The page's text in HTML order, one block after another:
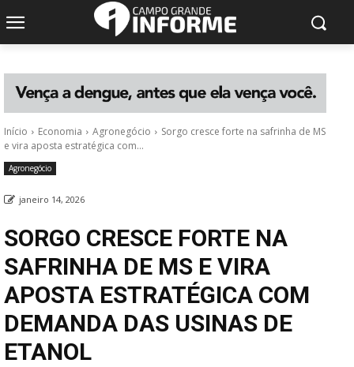
Início Economia Agronegócio
Sorgo cresce forte na safrinha de MS
e vira aposta estratégica com...
Agronegócio
janeiro 14, 2026
SORGO CRESCE FORTE NA
SAFRINHA DE MS E VIRA
APOSTA ESTRATÉGICA COM
DEMANDA DAS USINAS DE
ETANOL